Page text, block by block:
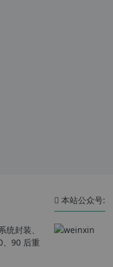
封装、
、90 后重
本站公众号: